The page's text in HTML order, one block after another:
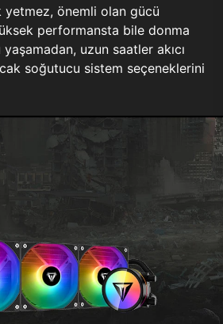
yetmez, önemli olan gücü
performansta bile donma
uzun saatler akıcı
soğutucu sistem seçeneklerini